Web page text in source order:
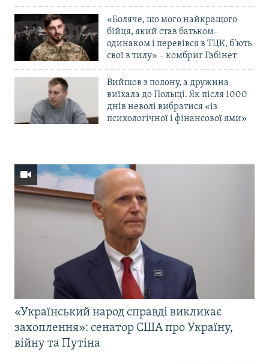
«Боляче, що мого найкращого
бійця, який став батьком-
одинаком і перевівся в ТЦК, б’ють
свої в тилу» – комбриг Габінет
Вийшов з полону, а дружина
виїхала до Польщі. Як після 1000
днів неволі вибратися «із
психологічної і фінансової ями»
«Український народ справді викликає
захоплення»: сенатор США про Україну,
війну та Путіна